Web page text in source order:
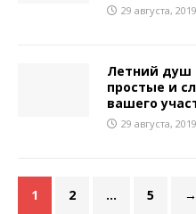
29 августа, 2019
Летний душ
простые и
вашего
29 августа, 2019
1 2 … 5 →